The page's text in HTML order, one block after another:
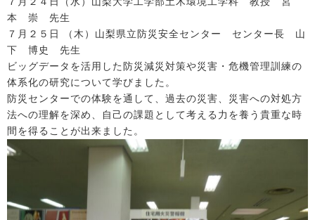
本 崇 先生
７月２５日 （木）山梨県立防災安全センター センター長 山
下 博史 先生
ビッグデータを活用した防災減災対策や災害・危機管理訓練の
体系化の研究について学びました。
防災センターでの体験を通して、過去の災害、災害への対処方
法への理解を深め、自己の課題として考える力を養う貴重な時
間を得ることが出来ました。